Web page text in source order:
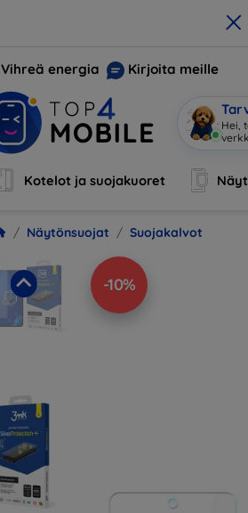
×
Vihreä energia Kirjoita meille
Hei,
Kotelot ja suojakuoret
Näytönsuojat Suojakalvot
-10%